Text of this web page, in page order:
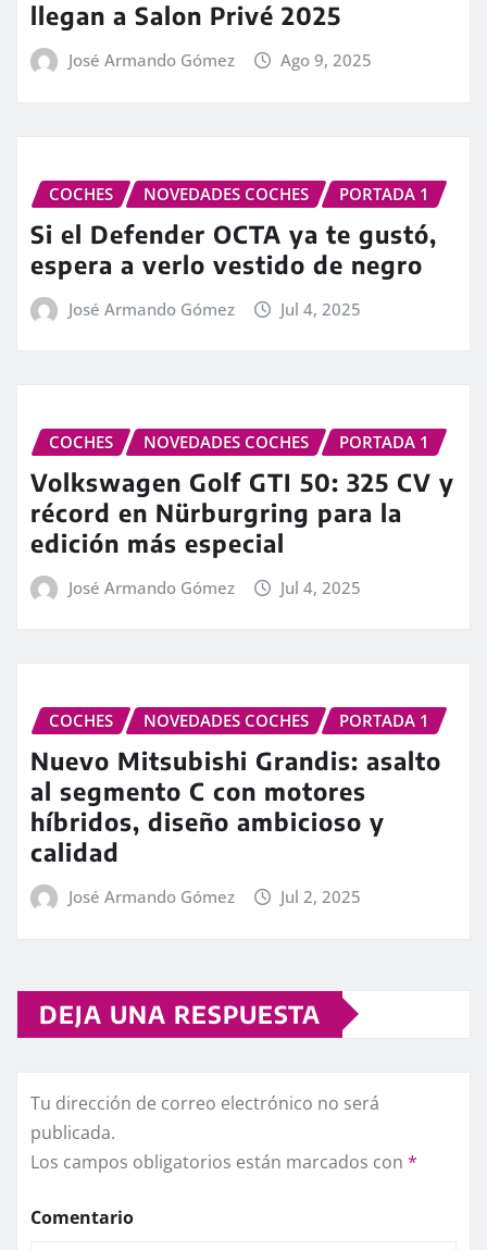
llegan a Salon Privé 2025
José Armando Gómez Ago 9, 2025
COCHES NOVEDADES COCHES PORTADA 1
Si el Defender OCTA ya te gustó,
espera a verlo vestido de negro
José Armando Gómez Jul 4, 2025
COCHES NOVEDADES COCHES PORTADA 1
Volkswagen Golf GTI 50: 325 CV y
récord en Nürburgring para la
edición más especial
José Armando Gómez Jul 4, 2025
COCHES NOVEDADES COCHES PORTADA 1
Nuevo Mitsubishi Grandis: asalto
al segmento C con motores
híbridos, diseño ambicioso y
calidad
José Armando Gómez Jul 2, 2025
DEJA UNA RESPUESTA
Tu dirección de correo electrónico no será
publicada.
Los campos obligatorios están marcados con *
Comentario